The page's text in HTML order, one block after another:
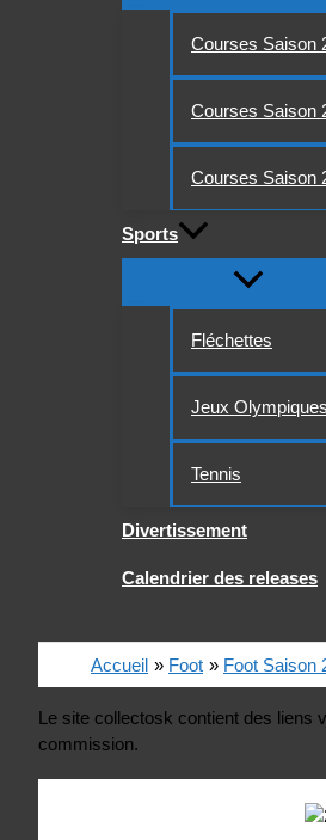
Courses Saison
Courses Saison
Courses Saison
Sports
Fléchettes
Jeux Olympiques
Tennis
Divertissement
Calendrier des releases
Accueil Foot Foot Saison
Le site collectosk contient des liens
commission.